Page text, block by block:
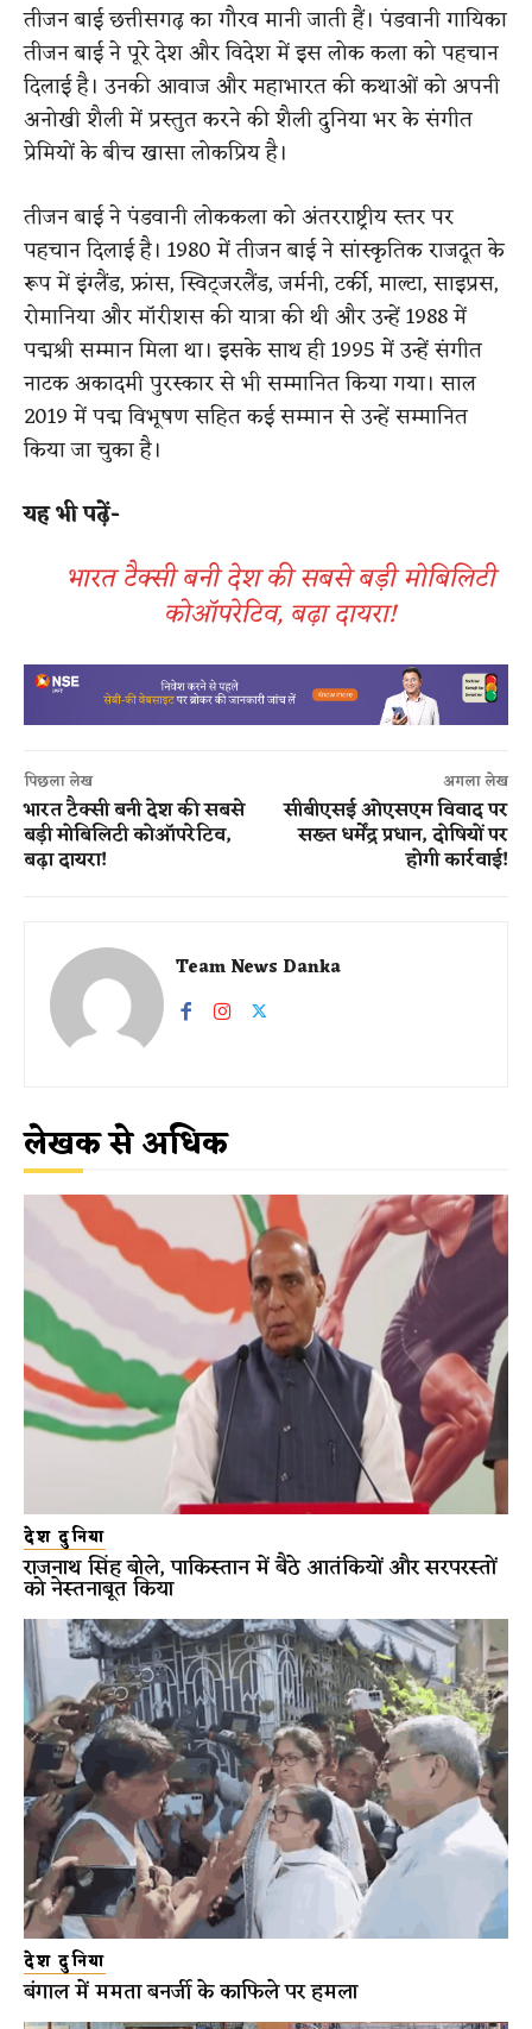
तीजन बाई छत्तीसगढ़ का गौरव मानी जाती हैं। पंडवानी गायिका
तीजन बाई ने पूरे देश और विदेश में इस लोक कला को पहचान
दिलाई है। उनकी आवाज और महाभारत की कथाओं को अपनी
अनोखी शैली में प्रस्तुत करने की शैली दुनिया भर के संगीत
प्रेमियों के बीच खासा लोकप्रिय है।
तीजन बाई ने पंडवानी लोककला को अंतरराष्ट्रीय स्तर पर
पहचान दिलाई है। 1980 में तीजन बाई ने सांस्कृतिक राजदूत के
रूप में इंग्लैंड, फ्रांस, स्विट्जरलैंड, जर्मनी, टर्की, माल्टा, साइप्रस,
रोमानिया और मॉरीशस की यात्रा की थी और उन्हें 1988 में
पद्मश्री सम्मान मिला था। इसके साथ ही 1995 में उन्हें संगीत
नाटक अकादमी पुरस्कार से भी सम्मानित किया गया। साल
2019 में पद्म विभूषण सहित कई सम्मान से उन्हें सम्मानित
किया जा चुका है।
यह भी पढ़ें-
भारत टैक्सी बनी देश की सबसे बड़ी मोबिलिटी
कोऑपरेटिव, बढ़ा दायरा!
पिछला लेख
भारत टैक्सी बनी देश की सबसे
बड़ी मोबिलिटी कोऑपरेटिव,
बढ़ा दायरा!
अगला लेख
सीबीएसई ओएसएम विवाद पर
सख्त धर्मेंद्र प्रधान, दोषियों पर
होगी कार्रवाई!
Team News Danka
लेखक से अधिक
देश दुनिया
राजनाथ सिंह बोले, पाकिस्तान में बैठे आतंकियों और सरपरस्तों
को नेस्तनाबूत किया
देश दुनिया
बंगाल में ममता बनर्जी के काफिले पर हमला